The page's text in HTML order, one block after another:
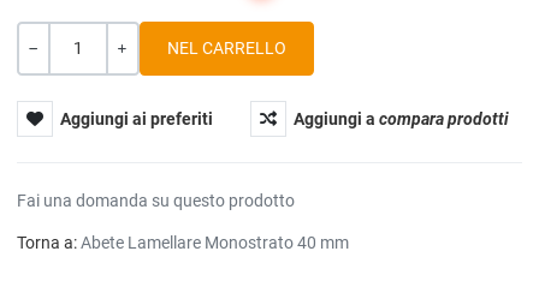
Quantità
Aggiungi ai preferiti Aggiungi acompara prodotti
Fai una domanda su questo prodotto
Torna a:Abete Lamellare Monostrato 40 mm